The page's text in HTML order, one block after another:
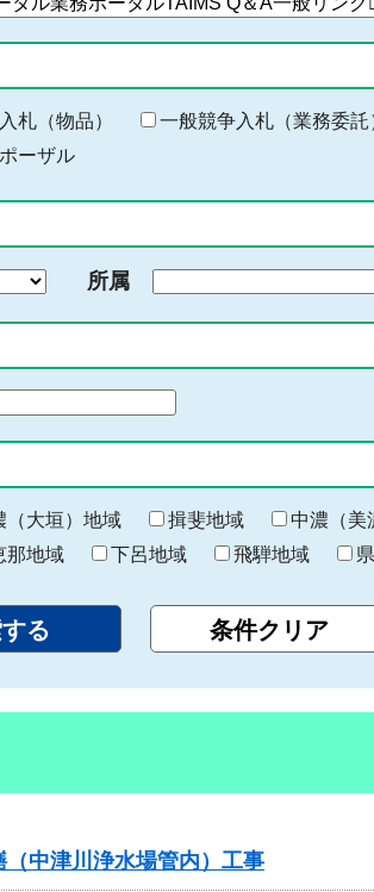
札（物品）
一般競争入札（業務委託
ーザル
所属
（大垣）地域 揖斐地域 中濃（美
那地域 下呂地域 飛騨地域
（中津川浄水場管内）工事